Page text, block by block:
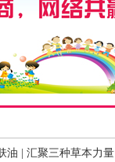
油 | 汇聚三种草本力量